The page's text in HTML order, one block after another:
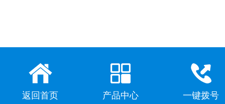
返回首页 产品中心 一键拨号